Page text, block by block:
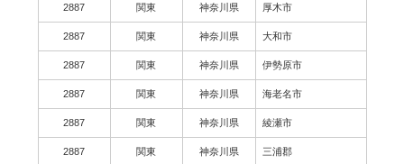
2887 関東 神奈川県 厚木市
2887 関東 神奈川県 大和市
2887 関東 神奈川県 伊勢原市
2887 関東 神奈川県 海老名市
2887 関東 神奈川県 綾瀬市
2887 関東 神奈川県 三浦郡